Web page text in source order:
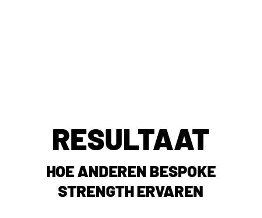
RESULTAAT
HOE ANDEREN BESPOKE
STRENGTH ERVAREN